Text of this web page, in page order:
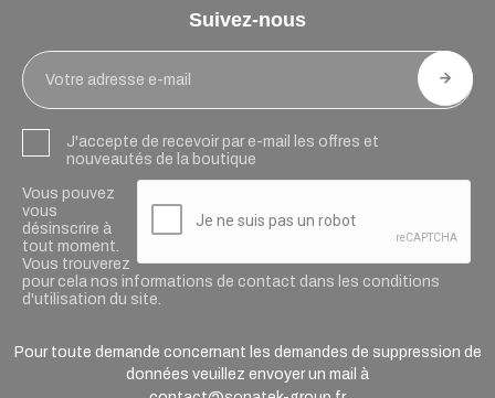
Suivez-nous
J'accepte de recevoir par e-mail les offres et
nouveautés de la boutique
Vous pouvez
vous
désinscrire à
tout moment.
Vous trouverez
pour cela nos informations de contact dans les conditions
d'utilisation du site.
Pour toute demande concernant les demandes de suppression de
données veuillez envoyer un mail à